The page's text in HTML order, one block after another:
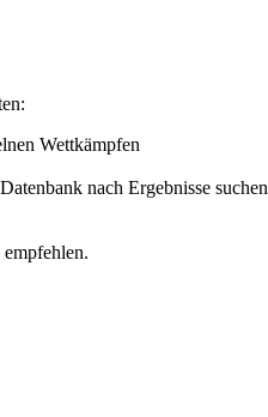
Wettkämpfen
nach Ergebnisse suchen